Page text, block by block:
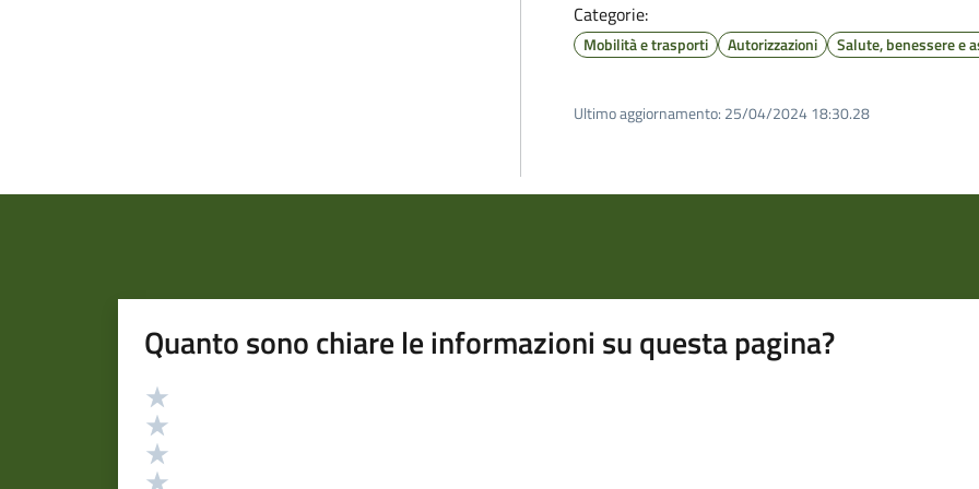
Categorie:
Mobilità e trasporti Autorizzazioni Salute, benessere e
Ultimo aggiornamento: 25/04/2024 18:30.28
Quanto sono chiare le informazioni su questa pagina?
Valutazione